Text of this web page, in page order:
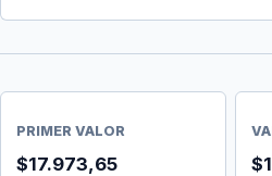
PRIMER VALOR
$17.973,65